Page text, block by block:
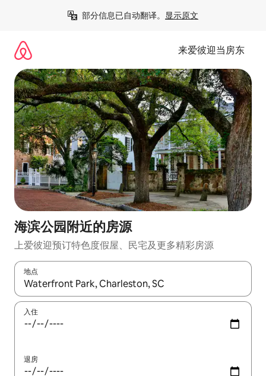
部分信息已自动翻译。 显示原文
来爱彼迎当房东
海滨公园附近的房源
上爱彼迎预订特色度假屋、民宅及更多精彩房源
地点
如有搜索结果，请使用上下方向键查看，或通过点击或滑动手势
入住
退房